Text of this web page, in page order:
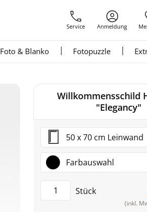
Service Anmeldung
Foto & Blanko Fotopuzzle
Willkommensschild
"Elegancy"
50 x 70 cm Leinwand
Farbauswahl
Stück
(inkl.